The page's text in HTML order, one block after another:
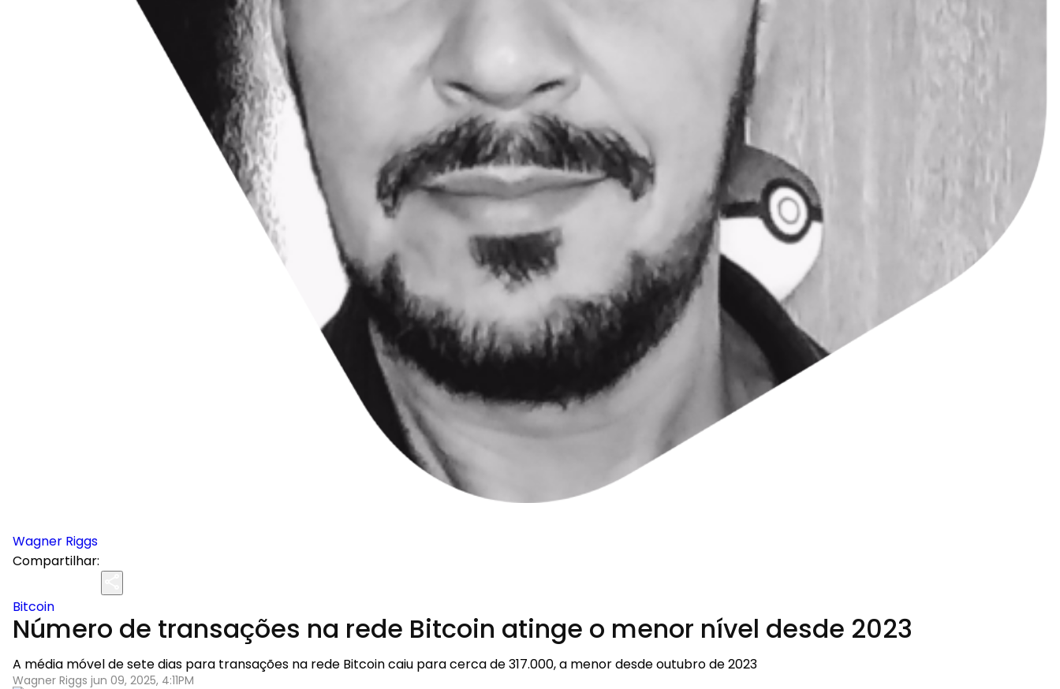
Wagner Riggs
Compartilhar:
Bitcoin
Número de transações na rede Bitcoin atinge o menor nível desde 2023
A média móvel de sete dias para transações na rede Bitcoin caiu para cerca de 317.000, a menor desde outubro de 2023
Wagner Riggs jun 09, 2025, 4:11PM